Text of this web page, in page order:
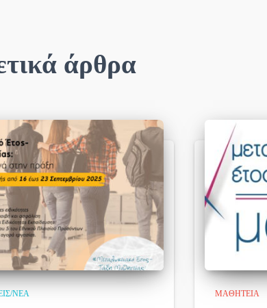
άρθρα
ΝΈΑ ΜΑΘΗΤΕΊΑ